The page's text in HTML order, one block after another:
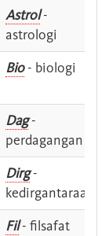
Astrol-
astrologi
Bio- biologi
Dag-
perdagangan
Dirg-
kedirgantaraan
Fil- filsafat